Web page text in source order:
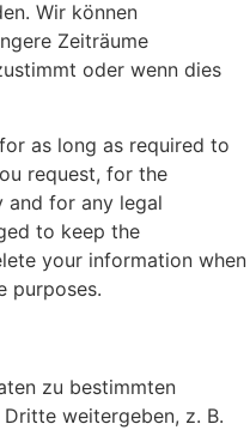
Wir können
Zeiträume
oder wenn dies
as long as required to
request, for the
for any legal
to keep the
your information when
purposes.
zu bestimmten
weitergeben, z. B.